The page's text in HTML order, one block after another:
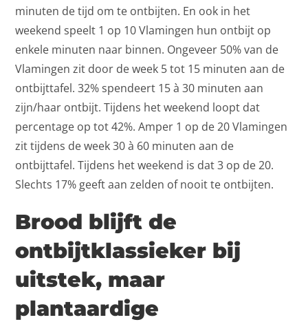
minuten de tijd om te ontbijten. En ook in het
weekend speelt 1 op 10 Vlamingen hun ontbijt op
enkele minuten naar binnen. Ongeveer 50% van de
Vlamingen zit door de week 5 tot 15 minuten aan de
ontbijttafel. 32% spendeert 15 à 30 minuten aan
zijn/haar ontbijt. Tijdens het weekend loopt dat
percentage op tot 42%. Amper 1 op de 20 Vlamingen
zit tijdens de week 30 à 60 minuten aan de
ontbijttafel. Tijdens het weekend is dat 3 op de 20.
Slechts 17% geeft aan zelden of nooit te ontbijten.
Brood blijft de
ontbijtklassieker bij
uitstek, maar
plantaardige